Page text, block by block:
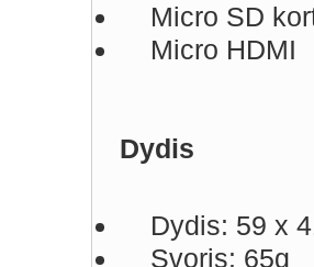
Micro SD
Micro HDMI
Dydis
Dydis: 59 x
Svoris: 65g